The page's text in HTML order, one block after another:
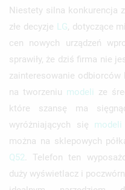
Niestety silna konkurencja
złe decyzje LG, dotyczące
cen nowych urządzeń
sprawiły, że dziś firma nie
zainteresowanie odbiorców
na tworzeniu modeli ze
które szansę ma
wyróżniających się modeli
można na sklepowych
Q52 . Telefon ten
duży wyświetlacz i